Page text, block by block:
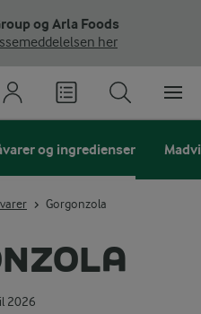
og Arla Foods
her
og ingredienser
Gorgonzola
2026